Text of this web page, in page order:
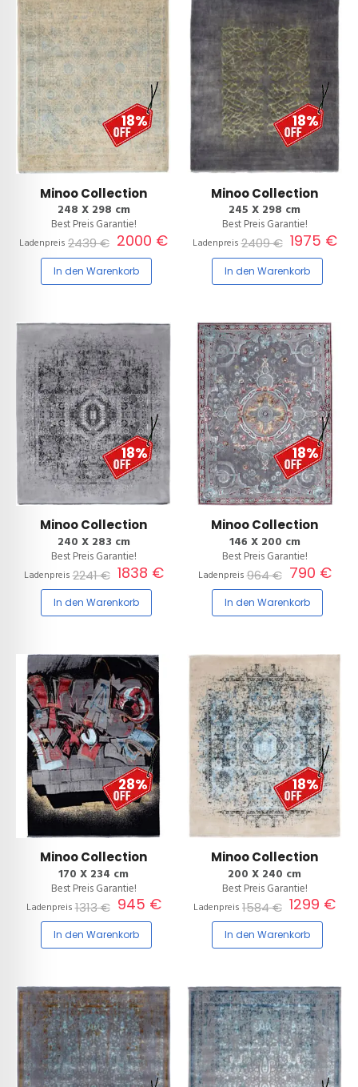
18%
Minoo Collection
248 X 298 cm
Best Preis Garantie!
Ladenpreis 2439 € 2000 €
In den Warenkorb
18%
Minoo Collection
245 X 298 cm
Best Preis Garantie!
Ladenpreis2409 € 1975 €
In den Warenkorb
18%
Minoo Collection
240 X 283 cm
Best Preis Garantie!
Ladenpreis2241 € 1838 €
In den Warenkorb
18%
Minoo Collection
146 X 200 cm
Best Preis Garantie!
Ladenpreis964 € 790 €
In den Warenkorb
28%
Minoo Collection
170 X 234 cm
Best Preis Garantie!
Ladenpreis1313 € 945 €
In den Warenkorb
18%
Minoo Collection
200 X 240 cm
Best Preis Garantie!
Ladenpreis 1584 € 1299 €
In den Warenkorb